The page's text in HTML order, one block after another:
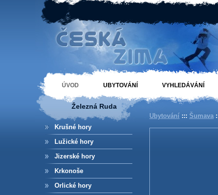
Ubytování Železná
Ruda České hory
ÚVOD UBYTOVÁNÍ VYHLEDÁVÁNÍ
Železná Ruda
Krušné hory
Lužické hory
Jizerské hory
Krkonoše
Orlické hory
Ubytování ::: Šumava